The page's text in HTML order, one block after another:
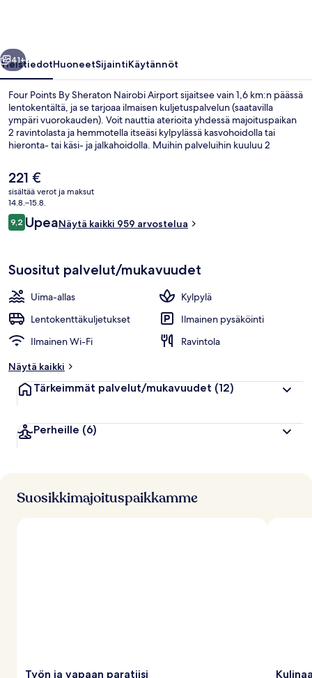
Seuraava
41+
YleistiedotHuoneetSijaintiKäytännöt
Four Points By Sheraton Nairobi Airport sijaitsee vain 1,6 km:n päässä
lentokentältä, ja se tarjoaa ilmaisen kuljetuspalvelun (saatavilla
ympäri vuorokauden). Voit nauttia aterioita yhdessä majoituspaikan
2 ravintolasta ja hemmotella itseäsi kylpylässä kasvohoidolla tai
hieronta- tai käsi- ja jalkahoidolla. Muihin palveluihin kuuluu 2
läheisyys lentokentälle ovat myös asioita, joita matkailijat arvostavat.
Nykyinen
hinta
on
221 €
221 €
sisältää verot ja maksut
14.8.–15.8.
Arvostelut
9,29,2 kautta 10.
UpeaNäytä kaikki 959 arvostelua
Suositut palvelut/mukavuudet
Uima-allas
Kylpylä
Lentokenttäkuljetukset
Ilmainen pysäköinti
Ilmainen Wi-Fi
Ravintola
Näytä kaikki
Tärkeimmät palvelut/mukavuudet (12)
Perheille (6)
Suosikkimajoituspaikkamme
Työn ja vapaan paratiisi